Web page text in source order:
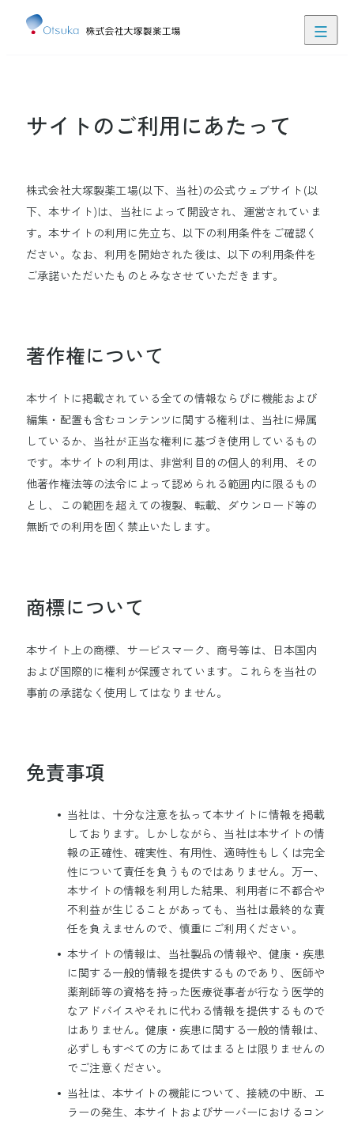
ぽけにゅー
お問い合わせ JP EN
企業情報
事業紹介
サステナビリティ
採用情報
大塚化学
大塚食品 大塚メディカルデバイス
サイトマップ
サイトのご利用にあたって
個人情報の取り扱いについて
Cookieポリシー
Copyright © Otsuka Pharmaceutical Factory, Inc.
サイトのご利用にあたって
株式会社大塚製薬工場(以下、当社)の公式ウェブサイト(以
下、本サイト)は、当社によって開設され、運営されていま
す。本サイトの利用に先立ち、以下の利用条件をご確認く
ださい。なお、利用を開始された後は、以下の利用条件を
ご承諾いただいたものとみなさせていただきます。
著作権について
本サイトに掲載されている全ての情報ならびに機能および
編集・配置も含むコンテンツに関する権利は、当社に帰属
しているか、当社が正当な権利に基づき使用しているもの
です。本サイトの利用は、非営利目的の個人的利用、その
他著作権法等の法令によって認められる範囲内に限るもの
とし、この範囲を超えての複製、転載、ダウンロード等の
無断での利用を固く禁止いたします。
商標について
本サイト上の商標、サービスマーク、商号等は、日本国内
および国際的に権利が保護されています。これらを当社の
事前の承諾なく使用してはなりません。
免責事項
当社は、十分な注意を払って本サイトに情報を掲載
しております。しかしながら、当社は本サイトの情
報の正確性、確実性、有用性、適時性もしくは完全
性について責任を負うものではありません。万一、
本サイトの情報を利用した結果、利用者に不都合や
不利益が生じることがあっても、当社は最終的な責
任を負えませんので、慎重にご利用ください。
本サイトの情報は、当社製品の情報や、健康・疾患
に関する一般的情報を提供するものであり、医師や
薬剤師等の資格を持った医療従事者が行なう医学的
なアドバイスやそれに代わる情報を提供するもので
はありません。健康・疾患に関する一般的情報は、
必ずしもすべての方にあてはまるとは限りませんの
でご注意ください。
当社は、本サイトの機能について、接続の中断、エ
ラーの発生、本サイトおよびサーバーにおけるコン